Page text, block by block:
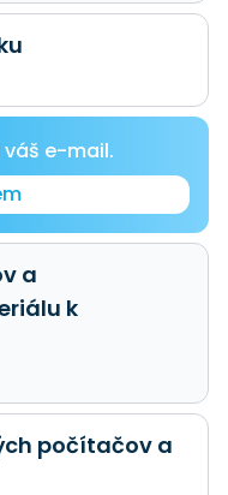
e-mail.
a
k
počítačov a